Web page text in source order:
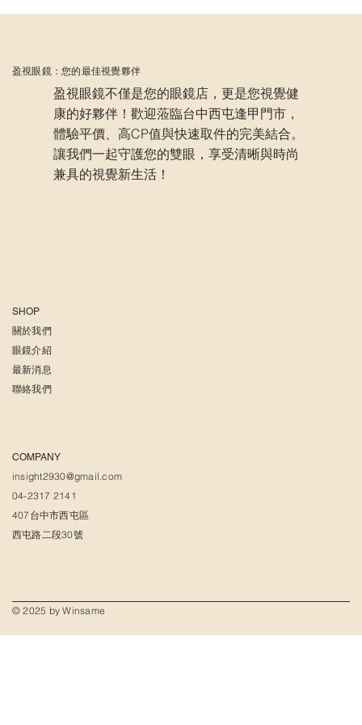
盈視眼鏡：您的最佳視覺夥伴
盈視眼鏡不僅是您的眼鏡店，更是您視覺健
康的好夥伴！歡迎蒞臨台中西屯逢甲門市，
體驗平價、高CP值與快速取件的完美結合。
讓我們一起守護您的雙眼，享受清晰與時尚
兼具的視覺新生活！
SHOP
關於我們
眼鏡介紹
最新消息
聯絡我們
COMPANY
insight2930@gmail.com
04-2317 2141
407台中市西屯區
西屯路二段30號
© 2025 by Winsame